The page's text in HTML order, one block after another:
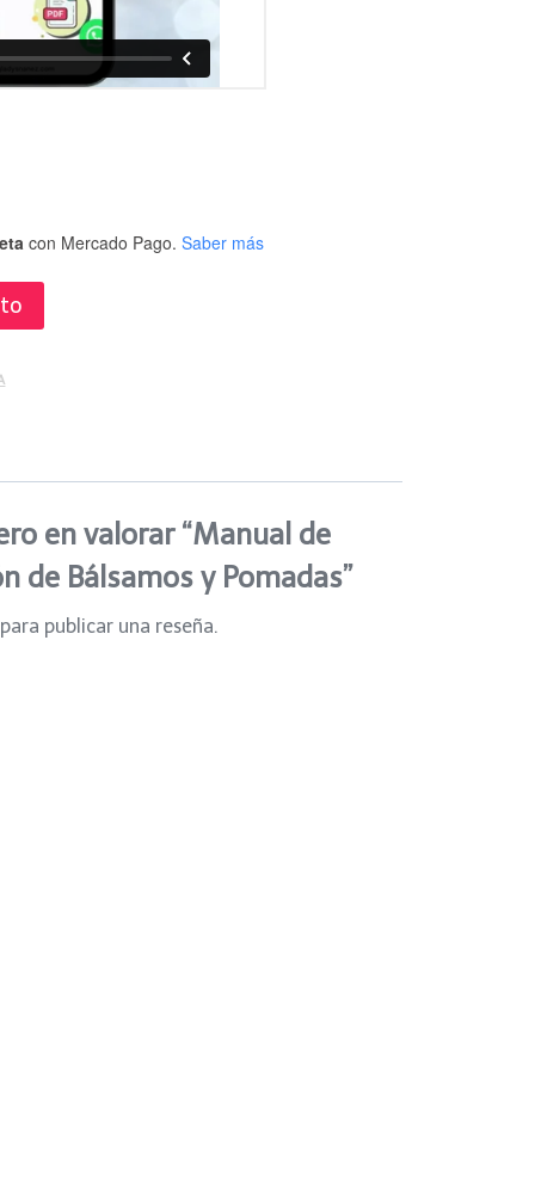
con Mercado Pago. Saber más
en valorar “Manual de
de Bálsamos y Pomadas”
para publicar una reseña.